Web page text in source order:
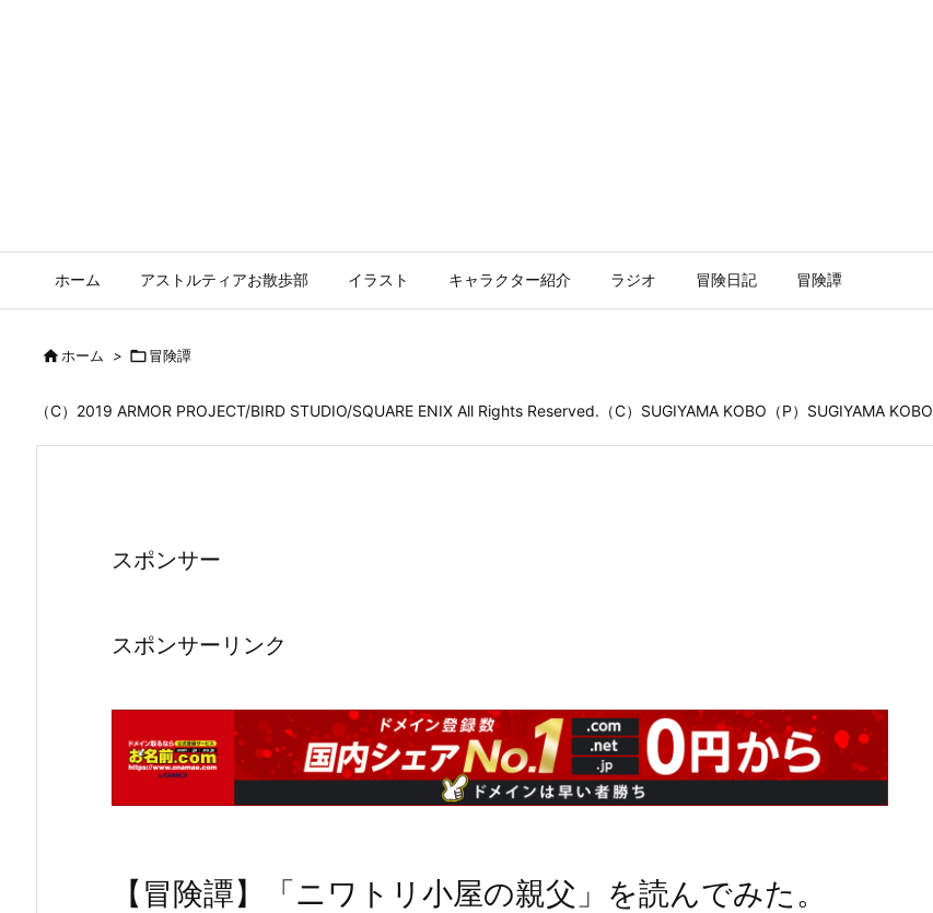
ホーム アストルティアお散歩部 イラスト キャラクター紹介 ラジオ 冒険日記 冒険譚
ホーム > 冒険譚
（C）2019 ARMOR PROJECT/BIRD STUDIO/SQUARE ENIX All Rights Reserved.（C）SUGIYAMA KOBO（P）SUGIYAMA KOBO
スポンサー
スポンサーリンク
【冒険譚】「ニワトリ小屋の親父」を読んでみた。